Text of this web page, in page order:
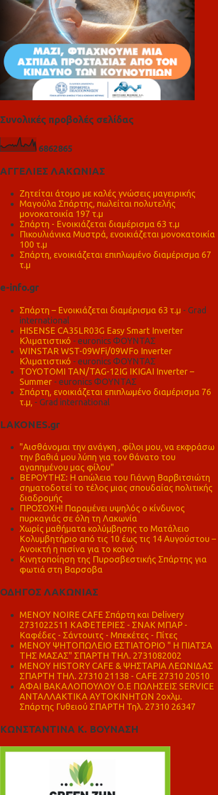
Συνολικές προβολές σελίδας
6862865
ΑΓΓΕΛΙΕΣ ΛΑΚΩΝΙΑΣ
Ζητείται άτομο με καλές γνώσεις μαγειρικής
Μαγούλα Σπάρτης, πωλείται πολυτελής
μονοκατοικία 197 τ.μ
Σπάρτη - Ενοικιάζεται διαμέρισμα 63 τ.μ
Πικουλιάνικα Μυστρά, ενοικιάζεται μονοκατοικία
100 τ.μ
Σπάρτη, ενοικιάζεται επιπλωμένο διαμέρισμα 67
τ.μ
e-info.gr
Σπάρτη – Ενοικιάζεται διαμέρισμα 63 τ.μ - Grad
international
HISENSE CA35LR03G Easy Smart Inverter
Κλιματιστικό - euronics ΦΟΥΝΤΑΣ
WINSTAR WST-09WFi/09WFo Inverter
Κλιματιστικό - euronics ΦΟΥΝΤΑΣ
TOYOTOMI TAN/TAG-12IG IKIGAI Inverter –
Summer - euronics ΦΟΥΝΤΑΣ
Σπάρτη, ενοικιάζεται επιπλωμένο διαμέρισμα 76
τ.μ, - Grad international
LAKONES.gr
"Αισθάνομαι την ανάγκη , φίλοι μου, να εκφράσω
την βαθιά μου λύπη για τον θάνατο του
αγαπημένου μας φίλου"
ΒΕΡΟΥΤΗΣ: Η απώλεια του Γιάννη Βαρβιτσιώτη
σηματοδοτεί το τέλος μιας σπουδαίας πολιτικής
διαδρομής
ΠΡΟΣΟΧΗ! Παραμένει υψηλός ο κίνδυνος
πυρκαγιάς σε όλη τη Λακωνία
Χωρίς μαθήματα κολύμβησης το Ματάλειο
Κολυμβητήριο από τις 10 έως τις 14 Αυγούστου –
Ανοικτή η πισίνα για το κοινό
Κινητοποίηση της Πυροσβεστικής Σπάρτης για
φωτιά στη Βαρσοβα
ΟΔΗΓΟΣ ΛΑΚΩΝΙΑΣ
MENOY NOIRE CAFE Σπάρτη και Delivery
2731022511 ΚΑΦΕΤΕΡΙΕΣ - ΣΝΑΚ ΜΠΑΡ -
Καφέδες - Σάντουιτς - Μπεκέτες - Πίτες
ΜΕΝΟΥ ΨΗΤΟΠΩΛΕΙΟ ΕΣΤΙΑΤΟΡΙΟ " Η ΠΙΑΤΣΑ
ΤΗΣ ΜΑΣΑΣ" ΣΠΑΡΤΗ ΤΗΛ. 2731082002
ΜΕΝΟΥ HISTORY CAFE & ΨΗΣΤΑΡΙΑ ΛΕΩΝΙΔΑΣ
ΣΠΑΡΤΗ ΤΗΛ. 27310 21138 - CAFE 27310 20510
ΑΦΑΙ ΒΑΚΑΛΟΠΟΥΛΟΥ Ο.Ε ΠΩΛΗΣΕΙΣ SERVICE
ΑΝΤΑΛΛΑΚΤΙΚΑ ΑΥΤΟΚΙΝΗΤΩΝ 2οχλμ.
Σπάρτης Γυθειού ΣΠΑΡΤΗ Τηλ. 27310 26347
ΚΩΝΣΤΑΝΤΙΝΑ Κ. ΒΟΥΝΑΣΗ